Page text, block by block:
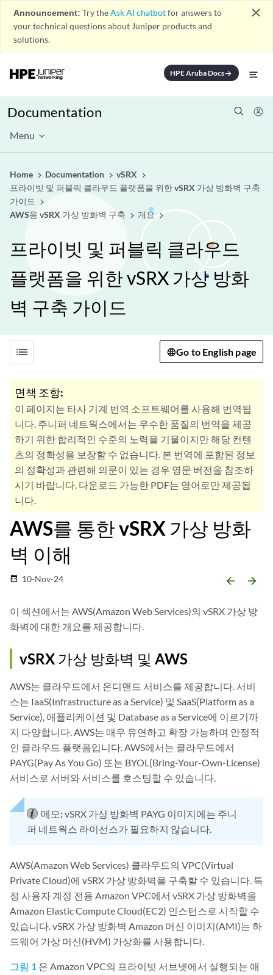
Announcement: Try theAsk AI chatbotfor answers to
your technical questions about Juniper products and
solutions.
close
HPE Aruba Docsarrow_forward
Documentation
Menu
Home Documentation
vSRX
프라이빗 및 퍼블릭 클라우드 플랫폼을 위한 vSRX 가상 방화벽 구축
가이드
AWS용 vSRX 가상 방화벽 구축
개요
프라이빗 및 퍼블릭 클라우드
플랫폼을 위한 vSRX 가상 방화
벽 구축 가이드
list Go to English page
면책 조항:
이 페이지는 타사 기계 번역 소프트웨어를 사용해 번역됩
니다. 주니퍼 네트웍스에서는 우수한 품질의 번역을 제공
하기 위한 합리적인 수준의 노력을 기울이지만 해당 컨텐
츠의 정확성을 보장할 수 없습니다. 본 번역에 포함된 정보
의 정확성과 관련해 의문이 있는 경우 영문 버전을 참조하
시기 바랍니다. 다운로드 가능한 PDF는 영어로만 제공됩
니다.
AWS를 통한 vSRX 가상 방화
벽 이해
date_range 10-Nov-24 arrow_backward arrow_forward
이 섹션에서는 AWS(Amazon Web Services)의 vSRX 가상 방
화벽에 대한 개요를 제공합니다.
vSRX 가상 방화벽 및 AWS
AWS는 클라우드에서 온디맨드 서비스를 제공합니다. 서비
스는 IaaS(Infrastructure as a Service) 및 SaaS(Platform as a
Service), 애플리케이션 및 Database as a Service에 이르기까
지 다양합니다. AWS는 매우 유연하고 확장 가능하며 안정적
인 클라우드 플랫폼입니다. AWS에서는 클라우드에서
PAYG(Pay As You Go) 또는 BYOL(Bring-Your-Own-License)
서비스로 서버와 서비스를 호스팅할 수 있습니다.
메모:vSRX 가상 방화벽 PAYG 이미지에는 주니
퍼 네트웍스 라이선스가 필요하지 않습니다.
AWS(Amazon Web Services) 클라우드의 VPC(Virtual
Private Cloud)에 vSRX 가상 방화벽을 구축할 수 있습니다. 특
정 사용자 계정 전용 Amazon VPC에서 vSRX 가상 방화벽을
Amazon Elastic Compute Cloud(EC2) 인스턴스로 시작할 수
있습니다. vSRX 가상 방화벽 Amazon 머신 이미지(AMI)는 하
드웨어 가상 머신(HVM) 가상화를 사용합니다.
그림 1 은 Amazon VPC의 프라이빗 서브넷에서 실행되는 애